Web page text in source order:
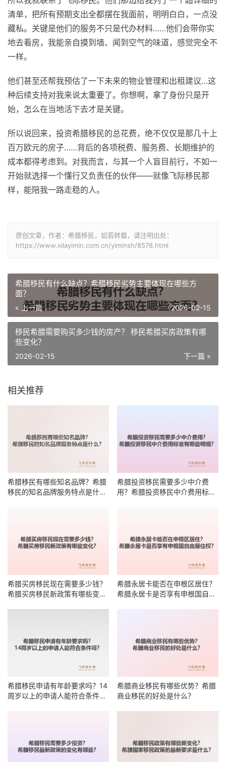
清单，把所有预期支出全都摆在我面前，明明白白，一点没
藏私。关键是他们的服务不只是代办材料……他们会带你实
地去看房，我能亲自摸到墙、闻到空气的味道，感觉完全不
一样。
他们甚至还帮我预估了一下未来的物业管理和出租建议…这
种后续支持对我来说太重要了。你想啊，拿了身份只是开
始，怎么在当地活下去才是关键。
所以说回来，投资希腊移民的总花费，绝不仅仅是那几十上
百万欧元的房子……背后的各项税费、服务费、长期维护的
成本都得考虑到。对我而言，与其一个人盲目前行，不如一
开始就选择一个懂行又负责任的伙伴——就像飞际移民那
样，能陪我一路走稳的人。
原创文章，作者：希腊移民，如若转载，请注明出处：
https://www.xilayimin.com.cn/yiminsh/8578.html
希腊移民有什么缺点？希腊移民劣势主要体现在哪些方
面？
« 上一篇 2026-02-15
移民希腊需要购买多少钱的房产？ 移民希腊买房政策有哪
些变化？
下一篇 »
2026-02-15
相关推荐
希腊移民有哪些知名品牌？希腊
移民的知名品牌服务特点是什
希腊投资移民需要多少中介费
用？希腊投资移民中介费用标准
希腊买房移民现在需要多少钱？
希腊买房移民新政策有哪些变
希腊永居卡能否在申根区居住？
希腊永居卡是否享有申根国自由
希腊移民申请有年龄要求吗？14
周岁以上的申请人能符合条件
希腊商业移民有哪些优势？希腊
商业移民的好处是什么？